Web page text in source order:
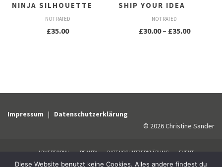
NINJA SILHOUETTE
NOT RATED
£35.00
SHIP YOUR IDEA
NOT RATED
£30.00 – £35.00
Impressum | Datenschutzerklärung
© 2026 Christine Sander
ADVERTORIAL BEAUTY DATENSCHUTZERKLÄRUNG
EVENT
HEALTHCARE
Home IMPRESSUM INTERNATIONAL GUIDELINES
Diese Website benutzt keine Cookies. Alles andere findest du